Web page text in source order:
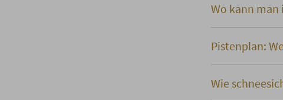
Wo kann
Pistenplan:
Wie